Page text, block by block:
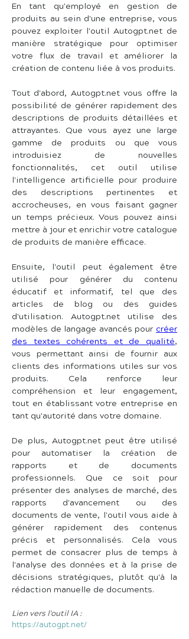
En tant qu'employé en gestion de
produits au sein d'une entreprise, vous
pouvez exploiter l'outil Autogpt.net de
manière stratégique pour optimiser
votre flux de travail et améliorer la
création de contenu liée à vos produits.
Tout d'abord, Autogpt.net vous offre la
possibilité de générer rapidement des
descriptions de produits détaillées et
attrayantes. Que vous ayez une large
gamme de produits ou que vous
introduisiez de nouvelles
fonctionnalités, cet outil utilise
l'intelligence artificielle pour produire
des descriptions pertinentes et
accrocheuses, en vous faisant gagner
un temps précieux. Vous pouvez ainsi
mettre à jour et enrichir votre catalogue
de produits de manière efficace.
Ensuite, l'outil peut également être
utilisé pour générer du contenu
éducatif et informatif, tel que des
articles de blog ou des guides
d'utilisation. Autogpt.net utilise des
modèles de langage avancés pour créer
des textes cohérents et de qualité,
vous permettant ainsi de fournir aux
clients des informations utiles sur vos
produits. Cela renforce leur
compréhension et leur engagement,
tout en établissant votre entreprise en
tant qu'autorité dans votre domaine.
De plus, Autogpt.net peut être utilisé
pour automatiser la création de
rapports et de documents
professionnels. Que ce soit pour
présenter des analyses de marché, des
rapports d'avancement ou des
documents de vente, l'outil vous aide à
générer rapidement des contenus
précis et personnalisés. Cela vous
permet de consacrer plus de temps à
l'analyse des données et à la prise de
décisions stratégiques, plutôt qu'à la
rédaction manuelle de documents.
Lien vers l'outil IA :
https://autogpt.net/